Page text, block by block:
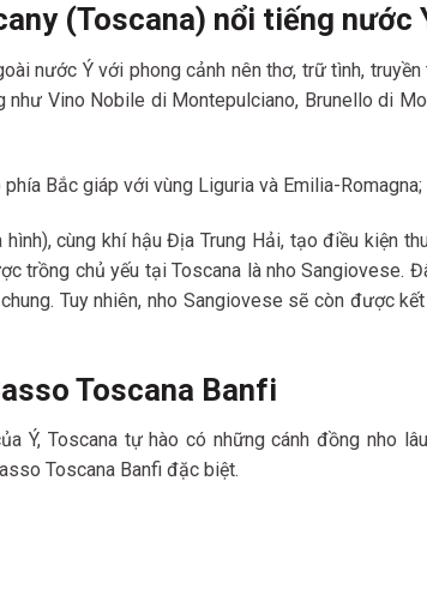
(Toscana) nổi tiếng nước
nước Ý với phong cảnh nên thơ, trữ tình,
Vino Nobile di Montepulciano, Brunello di
Bắc giáp với vùng Liguria và Emilia-
cùng khí hậu Địa Trung Hải, tạo điều kiện
trồng chủ yếu tại Toscana là nho Sangiovese.
Tuy nhiên, nho Sangiovese sẽ còn được
Toscana Banfi
Ý, Toscana tự hào có những cánh đồng nho
Toscana Banfi đặc biệt.